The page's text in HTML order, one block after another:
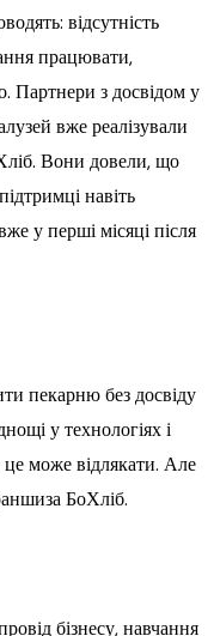
відсутність
працювати,
Партнери з досвідом у
вже реалізували
Вони довели, що
навіть
у перші місяці після
пекарню без досвіду
у технологіях і
може відлякати. Але
БоХліб.
бізнесу, навчання